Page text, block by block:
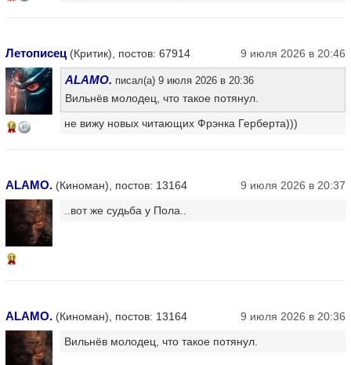
Летописец (Критик), постов: 67914 9 июля 2026 в 20:46
16
ALAMO. писал(а) 9 июля 2026 в 20:36
Вильнёв молодец, что такое потянул.
не вижу новых читающих Фрэнка Герберта)))
ALAMO. (Киноман), постов: 13164 9 июля 2026 в 20:37
11
..вот же судьба у Пола..
ALAMO. (Киноман), постов: 13164 9 июля 2026 в 20:36
Вильнёв молодец, что такое потянул.